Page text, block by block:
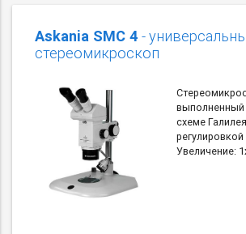
Askania SMC 4 -
стереомикроскоп
выполненный
схеме
Увеличение: